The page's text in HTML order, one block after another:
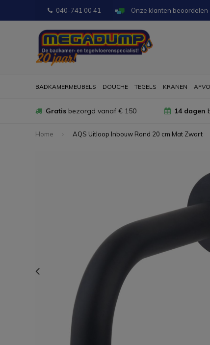
040-741 00 41 Onze klanten beoordelen
BADKAMERMEUBELS DOUCHE TEGELS KRANEN
Gratis bezorgd vanaf € 150 14 dagen
Home AQS Uitloop Inbouw Rond 20 cm Mat Zwart